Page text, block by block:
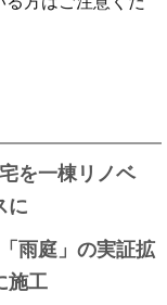
を一棟リノベ
に
雨庭」の実証拡
施工